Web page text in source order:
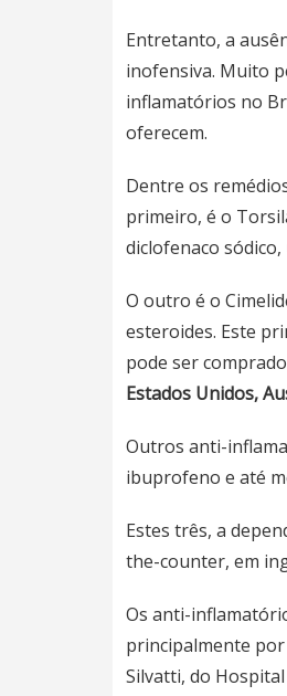
Entretanto, a
inofensiva. Muito
inflamatórios no
oferecem.
Dentre os
primeiro, é o
diclofenaco
O outro é o
esteroides. Este
pode ser
Estados Unidos,
Outros anti-
ibuprofeno e até
Estes três, a
the-counter, em
Os anti-
principalmente
Silvatti, do